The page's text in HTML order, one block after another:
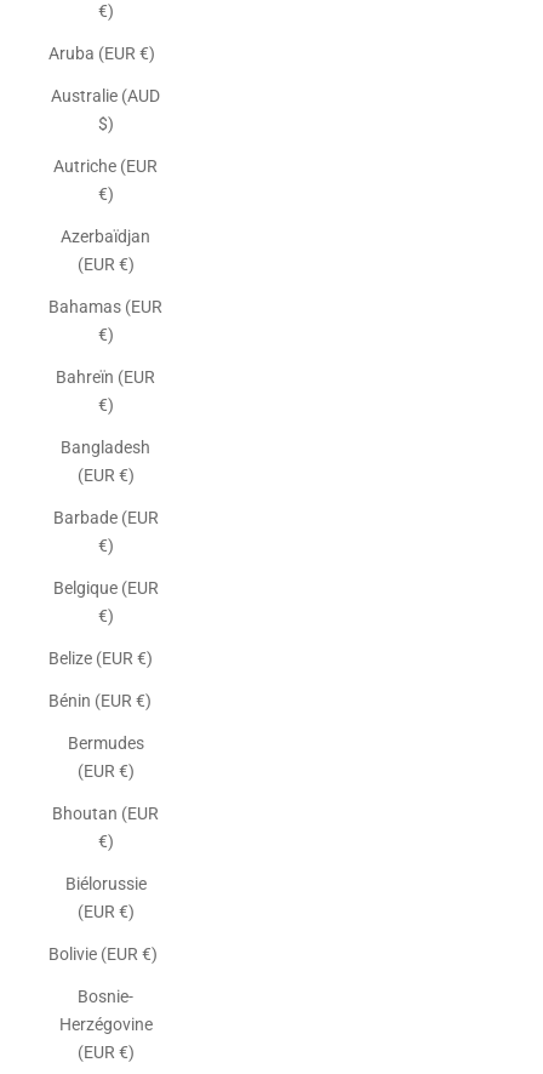
€)
Aruba (EUR €)
Australie (AUD
$)
Autriche (EUR
€)
Azerbaïdjan
(EUR €)
Bahamas (EUR
€)
Bahreïn (EUR
€)
Bangladesh
(EUR €)
Barbade (EUR
€)
Belgique (EUR
€)
Belize (EUR €)
Bénin (EUR €)
Bermudes
(EUR €)
Bhoutan (EUR
€)
Biélorussie
(EUR €)
Bolivie (EUR €)
Bosnie-
Herzégovine
(EUR €)